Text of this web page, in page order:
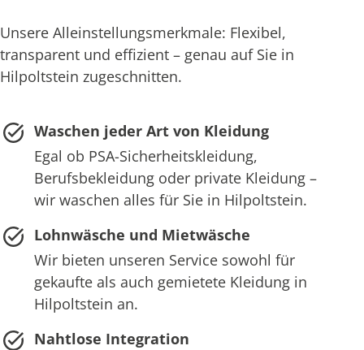
Unsere Alleinstellungsmerkmale: Flexibel,
transparent und effizient – genau auf Sie in
Hilpoltstein zugeschnitten.
Waschen jeder Art von Kleidung
Egal ob PSA-Sicherheitskleidung,
Berufsbekleidung oder private Kleidung –
wir waschen alles für Sie in Hilpoltstein.
Lohnwäsche und Mietwäsche
Wir bieten unseren Service sowohl für
gekaufte als auch gemietete Kleidung in
Hilpoltstein an.
Nahtlose Integration